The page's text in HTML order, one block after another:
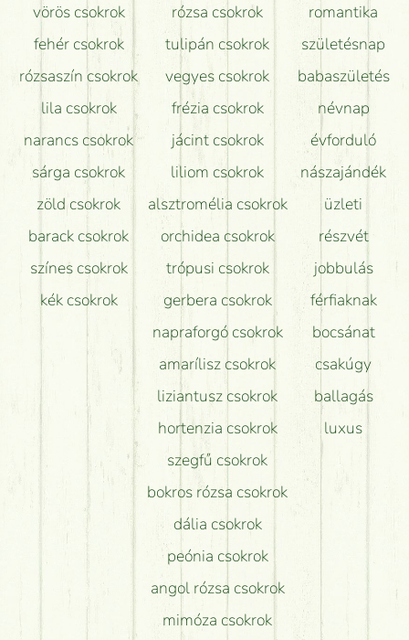
Hogy marad a lehető legtovább friss a csokor?
Tudok adventi koszorút vásárolni boltban?
vörös csokrok
fehér csokrok
rózsaszín csokrok
lila csokrok
narancs csokrok
sárga csokrok
zöld csokrok
barack csokrok
színes csokrok
kék csokrok
rózsa csokrok
tulipán csokrok
vegyes csokrok
frézia csokrok
jácint csokrok
liliom csokrok
alsztromélia csokrok
orchidea csokrok
trópusi csokrok
gerbera csokrok
napraforgó csokrok
amarílisz csokrok
liziantusz csokrok
hortenzia csokrok
szegfű csokrok
bokros rózsa csokrok
dália csokrok
peónia csokrok
angol rózsa csokrok
mimóza csokrok
romantika
születésnap
babaszületés
névnap
évforduló
nászajándék
üzleti
részvét
jobbulás
férfiaknak
bocsánat
csakúgy
ballagás
luxus